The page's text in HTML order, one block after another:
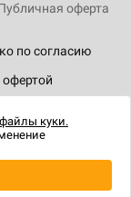
по согласию
оферта
файлы куки.